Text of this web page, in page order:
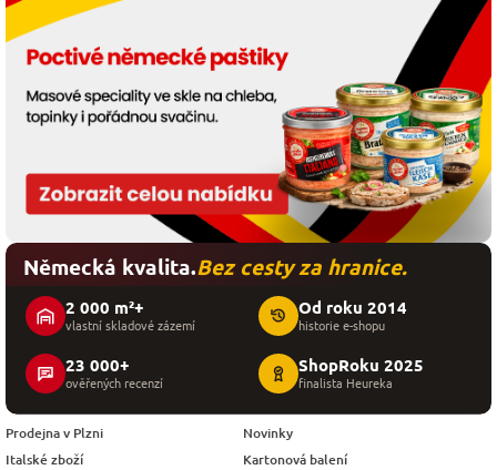
Německá kvalita.Bez cesty za hranice.
2 000 m²+
vlastní skladové zázemí
Od roku 2014
historie e-shopu
23 000+
ověřených recenzí
ShopRoku 2025
finalista Heureka
Prodejna v Plzni
Novinky
Italské zboží
Kartonová balení